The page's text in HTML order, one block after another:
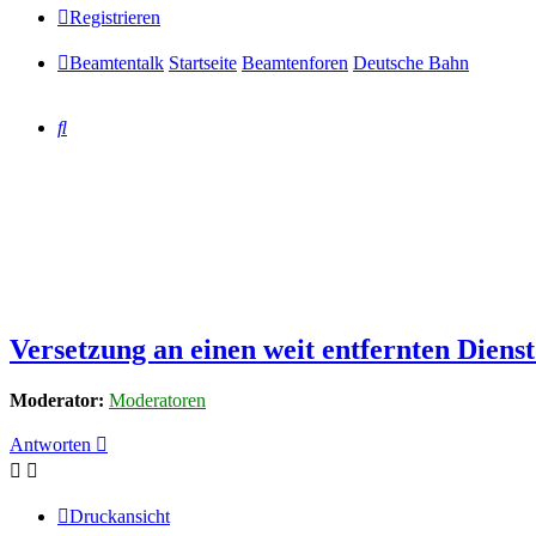
Registrieren
Beamtentalk Startseite Beamtenforen Deutsche Bahn
Suche
Versetzung an einen weit entfernten
Moderator: Moderatoren
Antworten
Druckansicht